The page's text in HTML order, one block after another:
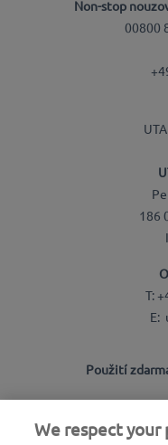
Non-stop
00800
186
T:
E:
Použití
We respect your